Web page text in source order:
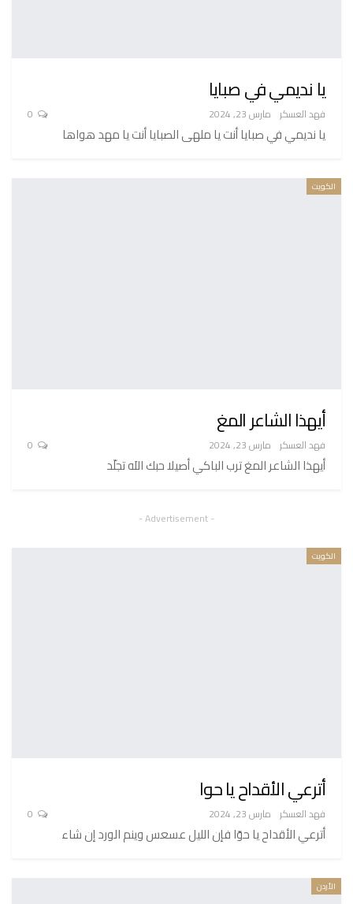
يا نديمي في صبايا
فهد العسكر مارس 23, 2024
يا نديمي في صبايا أنت يا ملهى الصبايا أنت يا مهد هواها
الكويت
أيهذا الشاعر المغ
فهد العسكر مارس 23, 2024
أيهذا الشاعر المغ ترب الباكي أصيلا حبك اللَه تجلّد
- Advertisement -
الكويت
أترعي الأقداح يا حوا
فهد العسكر مارس 23, 2024
أترعي الأقداح يا حوّا فإن الليل عسعس وينم الورد إن شاء
الأردن